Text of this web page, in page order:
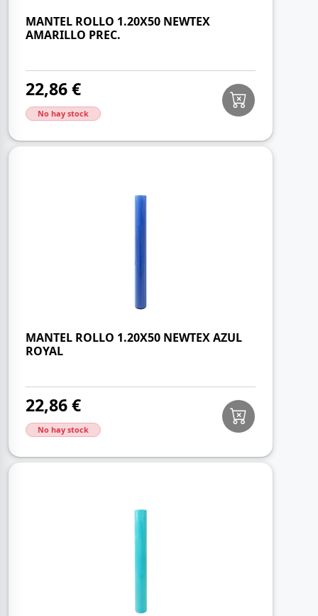
MANTEL ROLLO 1.20X50 NEWTEX
AMARILLO PREC.
22,86 €
No hay stock
MANTEL ROLLO 1.20X50 NEWTEX AZUL
ROYAL
22,86 €
No hay stock